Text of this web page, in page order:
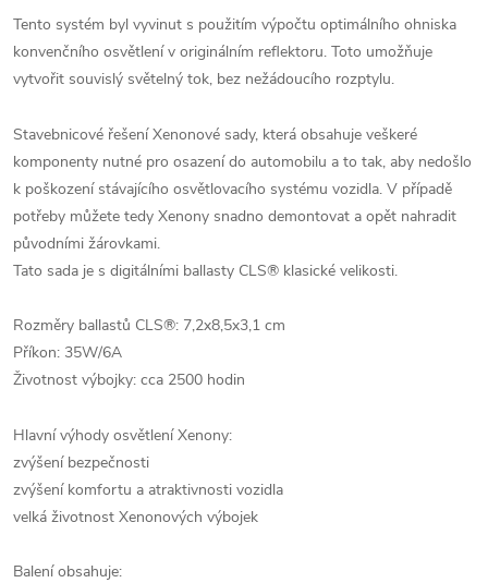
Tento systém byl vyvinut s použitím výpočtu optimálního ohniska
konvenčního osvětlení v originálním reflektoru. Toto umožňuje
vytvořit souvislý světelný tok, bez nežádoucího rozptylu.
Stavebnicové řešení Xenonové sady, která obsahuje veškeré
komponenty nutné pro osazení do automobilu a to tak, aby nedošlo
k poškození stávajícího osvětlovacího systému vozidla. V případě
potřeby můžete tedy Xenony snadno demontovat a opět nahradit
původními žárovkami.
Tato sada je s digitálními ballasty CLS® klasické velikosti.
Rozměry ballastů CLS®: 7,2x8,5x3,1 cm
Příkon: 35W/6A
Životnost výbojky: cca 2500 hodin
Hlavní výhody osvětlení Xenony:
zvýšení bezpečnosti
zvýšení komfortu a atraktivnosti vozidla
velká životnost Xenonových výbojek
Balení obsahuje: